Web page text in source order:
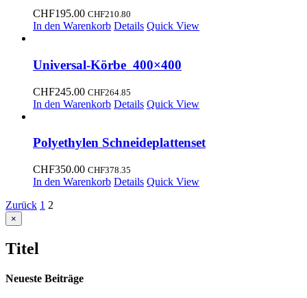
CHF195.00 CHF210.80
In den Warenkorb Details Quick View
Universal-Körbe 400×400
CHF245.00 CHF264.85
In den Warenkorb Details Quick View
Polyethylen Schneideplattenset
CHF350.00 CHF378.35
In den Warenkorb Details Quick View
Zurück 1 2
Close
product
view
×
Titel
Neueste Beiträge